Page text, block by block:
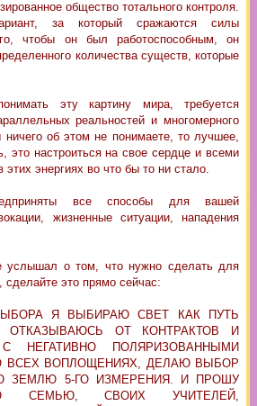
общество тотального контроля.
за который сражаются силы
чтобы он был работоспособным, он
количества существ, которые
эту картину мира, требуется
реальностей и многомерного
ничего об этом не понимаете, то лучшее,
это настроиться на свое сердце и всеми
энергиях во что бы то ни стало.
все способы для вашей
жизненные ситуации, нападения
услышал о том, что нужно сделать для
это прямо сейчас:
Я ВЫБИРАЮ СВЕТ КАК ПУТЬ
ОТ КОНТРАКТОВ И
НЕГАТИВНО ПОЛЯРИЗОВАННЫМИ
ВСЕХ ВОПЛОЩЕНИЯХ, ДЕЛАЮ ВЫБОР
ЗЕМЛЮ 5-ГО ИЗМЕРЕНИЯ. И ПРОШУ
СЕМЬЮ, СВОИХ УЧИТЕЛЕЙ,